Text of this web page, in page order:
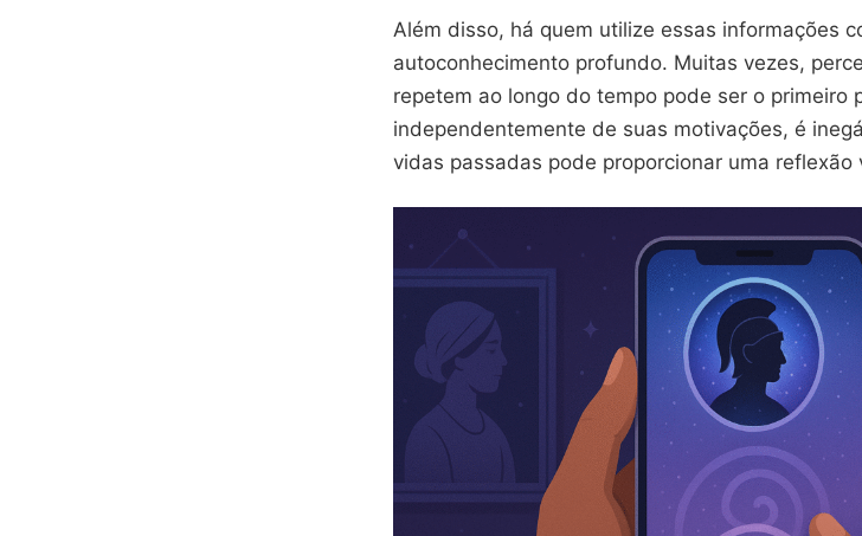
Além disso, há quem utilize essas informações
autoconhecimento profundo. Muitas vezes,
repetem ao longo do tempo pode ser o primeiro
independentemente de suas motivações, é
vidas passadas pode proporcionar uma